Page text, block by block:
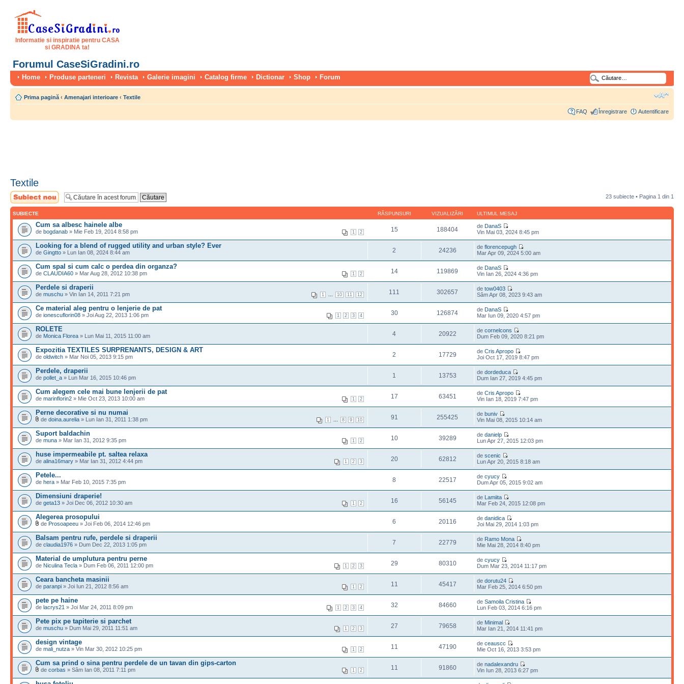
Informatie si inspiratie pentru CASA
si GRADINA ta!
Forumul CaseSiGradini.ro
Home Produse parteneri Revista Galerie imagini Catalog firme Dictionar Shop Forum
Prima pagină ‹ Amenajari interioare ‹ Textile
FAQ Înregistrare Autentificare
Textile
Scrie un subiect
nou
23 subiecte • Pagina 1 din 1
SUBIECTE RĂSPUNSURI VIZUALIZĂRI ULTIMUL MESAJ
Cum sa albesc hainele albe
1 2
de bogdanab » Mie Feb 19, 2014 8:58 pm 15 188404 de DanaS
Vin Mai 03, 2024 8:45 pm
Looking for a blend of rugged utility and urban style? Ever
de Gingtto » Lun Ian 08, 2024 8:44 am 2 24236 deflorencepugh
Mar Apr 09, 2024 5:00 am
Cum spal si cum calc o perdea din organza?
1 2
de CLAUDIA60 » Mar Aug 28, 2012 10:38 pm 14 119869 de DanaS
Vin Ian 26, 2024 4:36 pm
Perdele si draperii
1 10 11 12
de muschu » Vin Ian 14, 2011 7:21 pm 111 302657 detow0403
Sâm Apr 08, 2023 9:43 am
Ce material aleg pentru o lenjerie de pat
1 2 3 4
de ionescuflorin08 » Joi Aug 22, 2013 1:06 pm 30 126874 de DanaS
Mar Iun 09, 2020 4:57 pm
ROLETE
de Monica Florea » Lun Mai 11, 2015 11:00 am 4 20922 decornelcons
Dum Feb 09, 2020 8:21 pm
Expozitia TEXTILES SURPRENANTS, DESIGN & ART
de oldwitch » Mar Noi 05, 2013 9:15 pm 2 17729 deCris Apropo
Joi Oct 17, 2019 8:47 pm
Perdele, draperii
de pollet_a » Lun Mar 16, 2015 10:46 pm 1 13753 dedordeduca
Dum Ian 27, 2019 4:45 pm
Cum alegem cele mai bune lenjerii de pat
1 2
de marinflorin2 » Mie Oct 23, 2013 10:00 am 17 63451 deCris Apropo
Vin Ian 18, 2019 7:47 pm
Perne decorative si nu numai
1 8 9 10
de doina.aurelia » Lun Ian 31, 2011 1:38 pm 91 255425 debuniv
Vin Mai 08, 2015 10:14 am
Suport baldachin
1 2
de muna » Mar Ian 31, 2012 9:35 pm 10 39289 dedanielp
Lun Apr 27, 2015 12:03 pm
huse impermeabile pt. saltea relaxa
1 2 3
de alina16mary » Mar Ian 31, 2012 4:44 pm 20 62812 descenic
Lun Apr 20, 2015 8:18 am
Petele...
de hera » Mar Feb 10, 2015 7:35 pm 8 22517 decyucy
Dum Apr 05, 2015 9:02 am
Dimensiuni draperie!
1 2
de geta13 » Joi Dec 06, 2012 10:30 am 16 56145 de Lamiita
Mar Feb 24, 2015 12:08 pm
Alegerea prosopului
de Prosoapeeu » Joi Feb 06, 2014 12:46 pm 6 20116 dedanidica
Joi Mai 29, 2014 1:03 pm
Balsam pentru rufe, perdele si draperii
de claudia1976 » Dum Dec 22, 2013 1:05 pm 7 22779 de Ramo Mona
Mie Mai 28, 2014 8:40 pm
Material de umplutura pentru perne
1 2 3
de Niculina Tecla » Dum Feb 06, 2011 12:00 pm 29 80310 decyucy
Dum Mar 23, 2014 11:17 pm
Ceara bancheta masinii
1 2
de paranpi » Joi Iun 21, 2012 8:56 am 11 45417 dedorutu24
Mar Feb 25, 2014 6:50 pm
pete pe haine
1 2 3 4
de lacrys21 » Joi Mar 24, 2011 8:09 pm 32 84660 deSamoila Cristina
Lun Feb 03, 2014 6:16 pm
Pete pix pe tapiterie si parchet
1 2 3
de muschu » Dum Mai 29, 2011 11:51 am 27 79658 de Minimal
Mar Ian 21, 2014 11:41 pm
design vintage
1 2
de mali_nutza » Vin Mar 30, 2012 10:25 pm 11 47190 deceauscc
Mie Oct 16, 2013 3:53 pm
Cum sa prind o sina pentru perdele de un tavan din gips-carton
1 2
de corbas » Sâm Ian 08, 2011 7:11 pm 11 91860 denadalexandru
Vin Iun 28, 2013 6:27 pm